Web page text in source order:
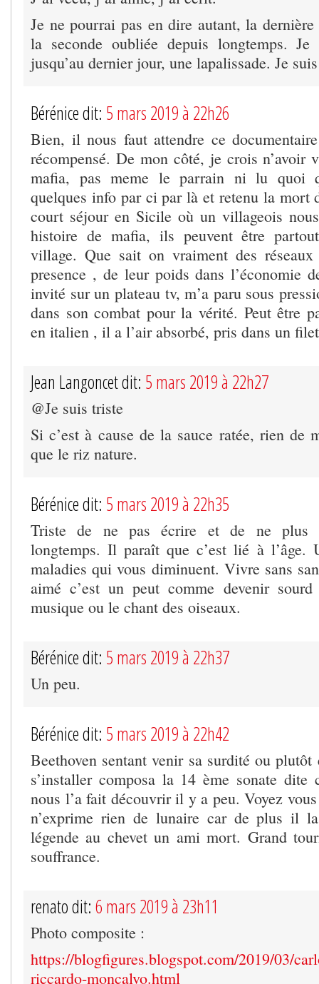
Je ne pourrai pas en dire autant, la
la seconde oubliée depuis longtemps.
jusqu’au dernier jour, une lapalissade. Je
Bérénice dit: 5 mars 2019 à 22h26
Bien, il nous faut attendre ce
récompensé. De mon côté, je crois n’avoir
mafia, pas meme le parrain ni lu quoi
quelques info par ci par là et retenu la mort
court séjour en Sicile où un villageois
histoire de mafia, ils peuvent être
village. Que sait on vraiment des
presence , de leur poids dans l’économie
invité sur un plateau tv, m’a paru sous
dans son combat pour la vérité. Peut être
en italien , il a l’air absorbé, pris dans un
Jean Langoncet dit: 5 mars 2019 à 22h27
@Je suis triste
Si c’est à cause de la sauce ratée, rien de
que le riz nature.
Bérénice dit: 5 mars 2019 à 22h35
Triste de ne pas écrire et de ne plus
longtemps. Il paraît que c’est lié à l’âge.
maladies qui vous diminuent. Vivre sans
aimé c’est un peut comme devenir
musique ou le chant des oiseaux.
Bérénice dit: 5 mars 2019 à 22h37
Un peu.
Bérénice dit: 5 mars 2019 à 22h42
Beethoven sentant venir sa surdité ou plutôt
s’installer composa la 14 ème sonate
nous l’a fait découvrir il y a peu. Voyez
n’exprime rien de lunaire car de plus il
légende au chevet un ami mort. Grand
souffrance.
renato dit: 6 mars 2019 à 23h11
Photo composite :
https://blogfigures.blogspot.com/2019/03/
riccardo-moncalvo.html